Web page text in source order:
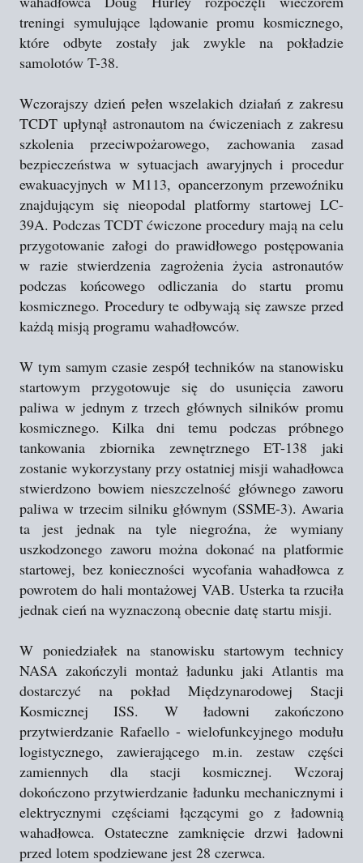
treningi symulujące lądowanie promu kosmicznego,
które odbyte zostały jak zwykle na pokładzie
samolotów T-38.
Wczorajszy dzień pełen wszelakich działań z zakresu
TCDT upłynął astronautom na ćwiczeniach z zakresu
szkolenia przeciwpożarowego, zachowania zasad
bezpieczeństwa w sytuacjach awaryjnych i procedur
ewakuacyjnych w M113, opancerzonym przewoźniku
znajdującym się nieopodal platformy startowej LC-
39A. Podczas TCDT ćwiczone procedury mają na celu
przygotowanie załogi do prawidłowego postępowania
w razie stwierdzenia zagrożenia życia astronautów
podczas końcowego odliczania do startu promu
kosmicznego. Procedury te odbywają się zawsze przed
każdą misją programu wahadłowców.
W tym samym czasie zespół techników na stanowisku
startowym przygotowuje się do usunięcia zaworu
paliwa w jednym z trzech głównych silników promu
kosmicznego. Kilka dni temu podczas próbnego
tankowania zbiornika zewnętrznego ET-138 jaki
zostanie wykorzystany przy ostatniej misji wahadłowca
stwierdzono bowiem nieszczelność głównego zaworu
paliwa w trzecim silniku głównym (SSME-3). Awaria
ta jest jednak na tyle niegroźna, że wymiany
uszkodzonego zaworu można dokonać na platformie
startowej, bez konieczności wycofania wahadłowca z
powrotem do hali montażowej VAB. Usterka ta rzuciła
jednak cień na wyznaczoną obecnie datę startu misji.
W poniedziałek na stanowisku startowym technicy
NASA zakończyli montaż ładunku jaki Atlantis ma
dostarczyć na pokład Międzynarodowej Stacji
Kosmicznej ISS. W ładowni zakończono
przytwierdzanie Rafaello - wielofunkcyjnego modułu
logistycznego, zawierającego m.in. zestaw części
zamiennych dla stacji kosmicznej. Wczoraj
dokończono przytwierdzanie ładunku mechanicznymi i
elektrycznymi częściami łączącymi go z ładownią
wahadłowca. Ostateczne zamknięcie drzwi ładowni
przed lotem spodziewane jest 28 czerwca.